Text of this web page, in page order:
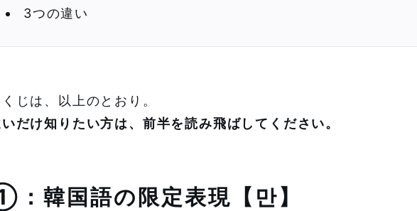
3つの違い
くじは、以上のとおり。
だけ知りたい方は、前半を読み飛ばしてください。
韓国語の限定表現【만】